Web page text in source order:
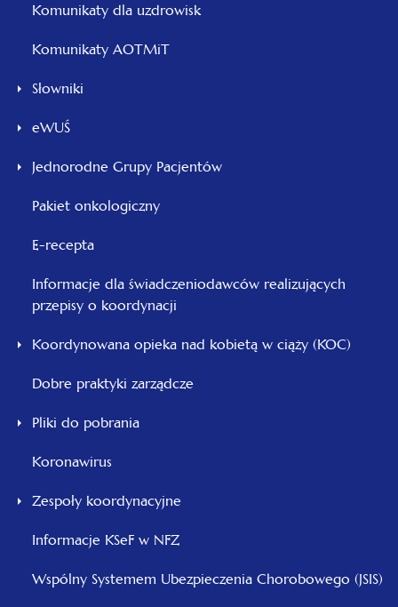
Komunikaty dla uzdrowisk
Komunikaty AOTMiT
Słowniki
eWUŚ
Jednorodne Grupy Pacjentów
Pakiet onkologiczny
E-recepta
Informacje dla świadczeniodawców realizujących
przepisy o koordynacji
Koordynowana opieka nad kobietą w ciąży (KOC)
Dobre praktyki zarządcze
Pliki do pobrania
Koronawirus
Zespoły koordynacyjne
Informacje KSeF w NFZ
Wspólny Systemem Ubezpieczenia Chorobowego (JSIS)